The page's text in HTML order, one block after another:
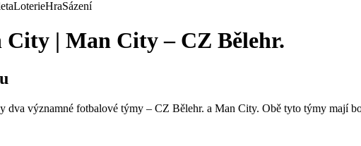
LoterieHraSázení
City | Man City – CZ Bělehr.
dva významné fotbalové týmy – CZ Bělehr. a Man City. Obě tyto týmy mají